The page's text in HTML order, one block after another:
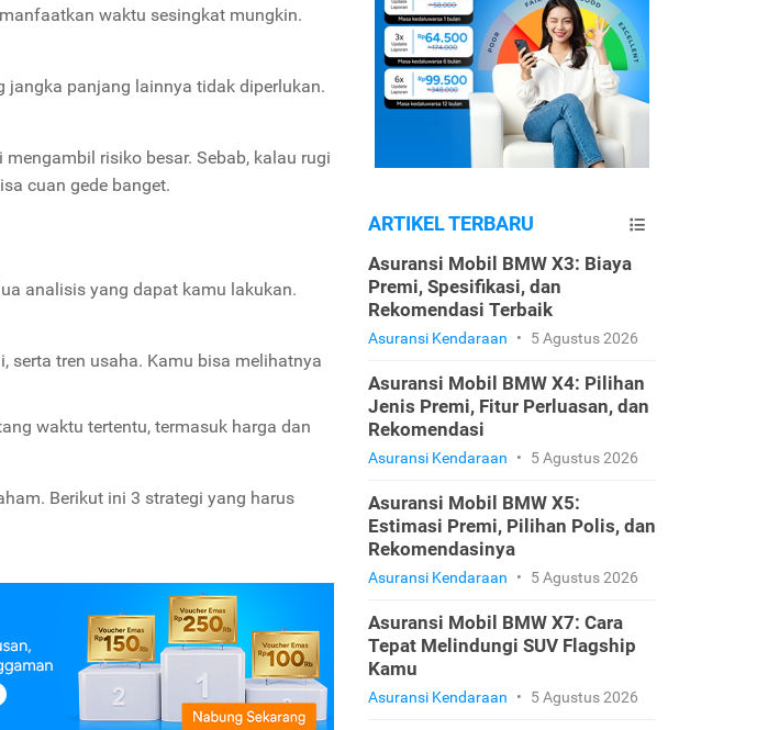
waktu sesingkat mungkin.
jangka panjang lainnya tidak diperlukan.
risiko besar. Sebab, kalau rugi
cuan gede banget.
analisis yang dapat kamu lakukan.
serta tren usaha. Kamu bisa melihatnya
waktu tertentu, termasuk harga dan
Berikut ini 3 strategi yang harus
ARTIKEL TERBARU
Asuransi Mobil BMW X3: Biaya
Premi, Spesifikasi, dan
Rekomendasi Terbaik
Asuransi Kendaraan • 5 Agustus 2026
Asuransi Mobil BMW X4: Pilihan
Jenis Premi, Fitur Perluasan, dan
Rekomendasi
Asuransi Kendaraan • 5 Agustus 2026
Asuransi Mobil BMW X5:
Estimasi Premi, Pilihan Polis, dan
Rekomendasinya
Asuransi Kendaraan • 5 Agustus 2026
Asuransi Mobil BMW X7: Cara
Tepat Melindungi SUV Flagship
Kamu
Asuransi Kendaraan • 5 Agustus 2026